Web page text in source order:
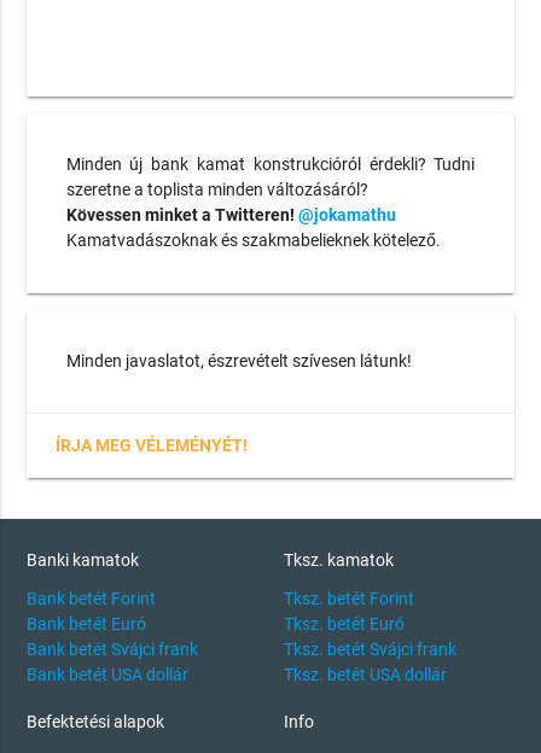
Minden új bank kamat konstrukcióról érdekli? Tudni
szeretne a toplista minden változásáról?
Kövessen minket a Twitteren! @jokamathu
Kamatvadászoknak és szakmabelieknek kötelező.
Minden javaslatot, észrevételt szívesen látunk!
ÍRJA MEG VÉLEMÉNYÉT!
Banki kamatok
Bank betét Forint
Bank betét Euró
Bank betét Svájci frank
Bank betét USA dollár
Tksz. kamatok
Tksz. betét Forint
Tksz. betét Euró
Tksz. betét Svájci frank
Tksz. betét USA dollár
Befektetési alapok
Info